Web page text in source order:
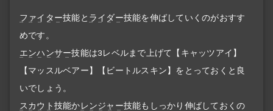
ファイター技能と ライダー技能を伸ばしていくのがおすす
めです。
エンハンサー技能は3レベルまで上げて【キャッツアイ】
【マッスルベアー】【ビートルスキン】をとっておくと良
いでしょう。
スカウト技能かレンジャー技能もしっかり伸ばしておくの